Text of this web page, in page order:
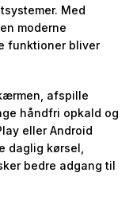
Med
moderne
funktioner bliver
afspille
håndfri opkald og
eller Android
daglig kørsel,
bedre adgang til